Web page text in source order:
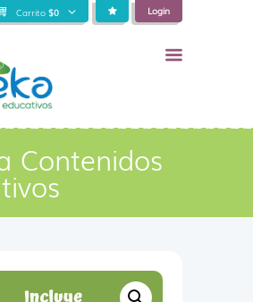
Carrito $0 Login
Contenidos